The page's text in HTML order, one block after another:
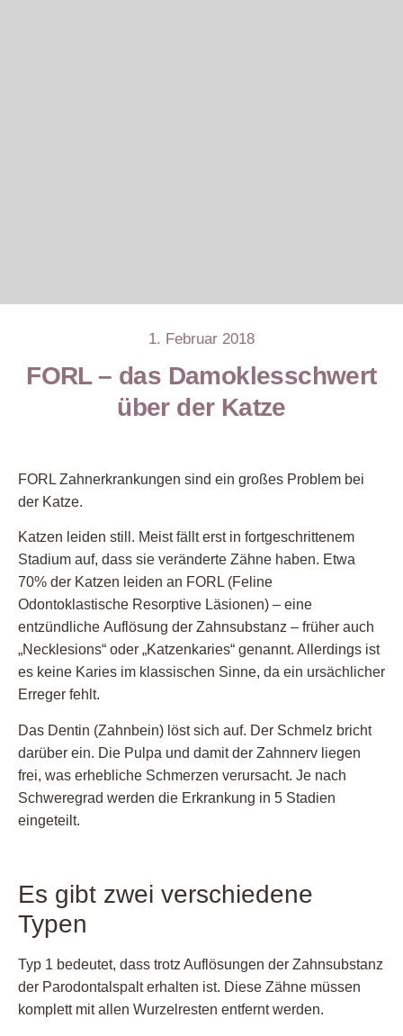
1. Februar 2018
FORL – das Damoklesschwert
über der Katze
FORL Zahnerkrankungen sind ein großes Problem bei
der Katze.
Katzen leiden still. Meist fällt erst in fortgeschrittenem
Stadium auf, dass sie veränderte Zähne haben. Etwa
70% der Katzen leiden an FORL (Feline
Odontoklastische Resorptive Läsionen) – eine
entzündliche Auflösung der Zahnsubstanz – früher auch
„Necklesions“ oder „Katzenkaries“ genannt. Allerdings ist
es keine Karies im klassischen Sinne, da ein ursächlicher
Erreger fehlt.
Das Dentin (Zahnbein) löst sich auf. Der Schmelz bricht
darüber ein. Die Pulpa und damit der Zahnnerv liegen
frei, was erhebliche Schmerzen verursacht. Je nach
Schweregrad werden die Erkrankung in 5 Stadien
eingeteilt.
Es gibt zwei verschiedene
Typen
Typ 1 bedeutet, dass trotz Auflösungen der Zahnsubstanz
der Parodontalspalt erhalten ist. Diese Zähne müssen
komplett mit allen Wurzelresten entfernt werden.